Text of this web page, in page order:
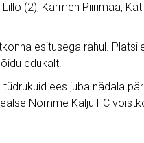
(2), Karmen Piirimaa,
esitusega rahul.
edukalt.
ees juba nädala
Nõmme Kalju FC